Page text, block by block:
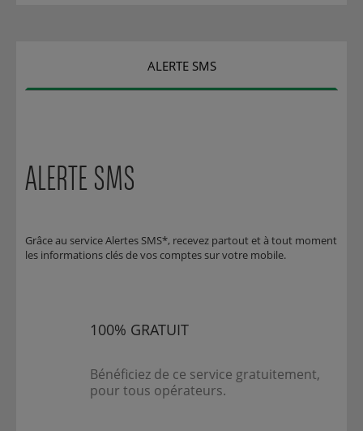
ALERTE SMS
ALERTE SMS
Grâce au service Alertes SMS*, recevez partout et à tout moment
les informations clés de vos comptes sur votre mobile.
100% GRATUIT
Bénéficiez de ce service gratuitement,
pour tous opérateurs.